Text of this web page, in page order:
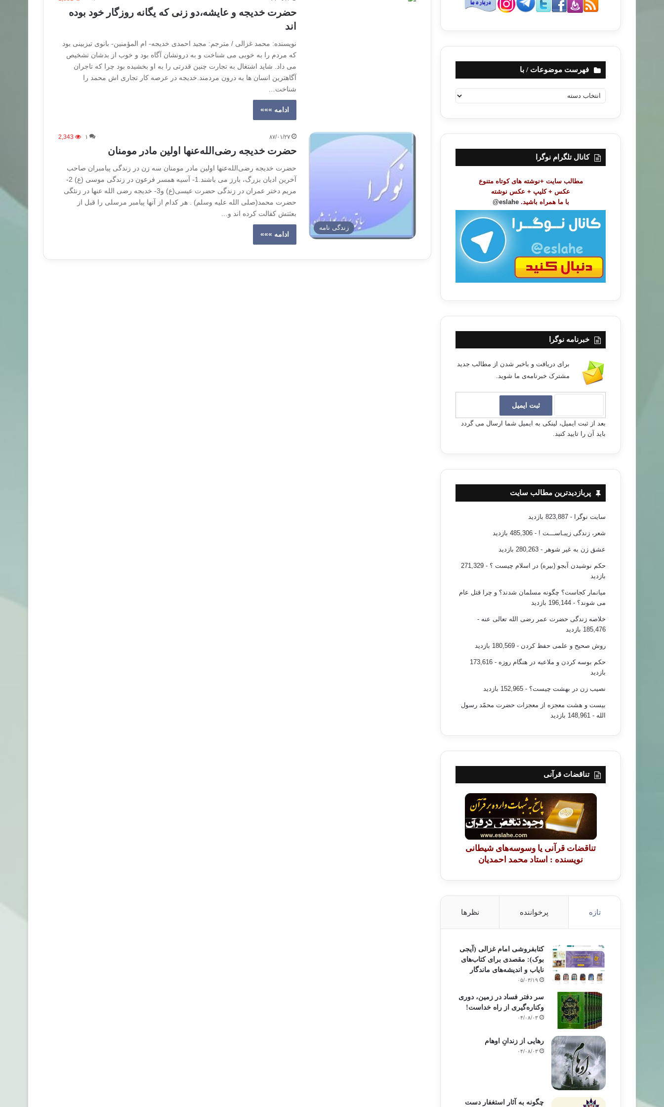
حضرت خديجه و عايشه،دو زنی که یگانه روزگار خود بوده
اند
نویسنده: محمد غزالی / مترجم: مجید احمدی خدیجه- ام المؤمنین- بانوی تیزبینی بود
که مردم را به خوبی می شناخت و به درونشان آگاه بود و خوب از بدشان تشخیص
می داد. شاید اشتغال به تجارت چنین قدرتی را به او بخشیده بود چرا که تاجران
آگاهترین انسان ها به درون مردمند.خدیجه در عرصه کار تجاری اش محمد را
شناخت…
ادامه »»»
زندگی نامه
۸۷/۰۱/۲۷ ۱ 2,343
حضرت خدیجه رضی‌الله‌عنها اولین مادر مومنان
حضرت خدیجه رضی‌الله‌عنها اولین مادر مومنان سه زن در زندگی پیامبران صاحب
آخرین ادیان بزرگ، بارز می باشند.1- آسیه همسر فرعون در زندگی موسی (ع) 2-
مریم دختر عمران در زندگی حضرت عیسی(ع) و3- خدیجه رضی الله عنها در زنئگی
حضرت محمد(صلى الله عليه وسلم) . هر کدام از آنها پیامبر مرسلی را قبل از
بعثتش کفالت کرده اند و…
ادامه »»»
فهرست موضوعات / با
ه
ت
ض
کانال تلگرام نوگرا
مطالب سایت +نوشته های کوتاه متنوع
عکس + کلیپ + عکس نوشته
با ما همراه باشید. eslahe@
خبرنامه نوگرا
برای دریافت و باخبر شدن از مطالب جدید
مشترک خبرنامه‌ی ما شوید.
بعد از ثبت ایمیل، لینکی به ایمیل شما ارسال می گردد
باید آن را تایید کنید.
پربازدیدترین مطالب سایت
سایت نوگرا - 823,887 بازدید
شعر، زندگی زیبـاســـت ! - 485,306 بازدید
عشق زن به غیر شوهر - 280,263 بازدید
حکم نوشیدن آبجو (بیره) در اسلام چیست ؟
- 271,329
بازدید
میانمار کجاست؟ چگونه مسلمان شدند؟ و چرا قتل عام
می شوند؟ - 196,144 بازدید
خلاصه زندگی حضرت عمر رضی الله تعالی عنه -
185,476 بازدید
روش صحیح و علمی حفظ کردن - 180,569 بازدید
حکم بوسه کردن و ملاعبه در هنگام روزه
- 173,616
بازدید
نصیب زن در بهشت چیست؟ - 152,965 بازدید
بیست و هشت معجزه از معجزات حضرت محمّد رسول
الله - 148,961 بازدید
تناقضات قرآنی
تناقضات قرآنی یا وسوسه‌های شیطانی
نویسنده : استاد محمد احمدیان
تازه پرخواننده نظرها
کتابفروشی امام غزالی (آیجی
بوک): مقصدی برای کتاب‌های
نایاب و اندیشه‌های ماندگار
۰۵/۰۳/۱۹
سر دفتر فساد در زمین‌، دوری
وکناره‌گیری از راه خداست‌!
۰۴/۰۸/۰۳
رهایی از زندانِ اوهام
۰۴/۰۸/۰۳
چگونه به آثار استغفار دست